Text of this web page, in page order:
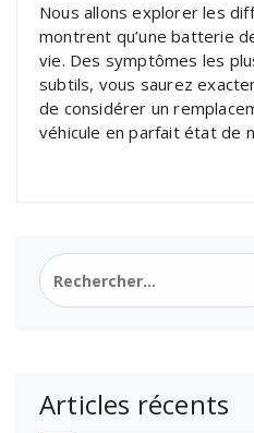
Nous allons explorer les
montrent qu’une batterie
vie. Des symptômes les
subtils, vous saurez
de considérer un
véhicule en parfait état de
Rechercher :
Articles récents